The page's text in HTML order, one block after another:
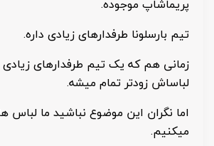
پریماشاپ موجوده.
تیم بارسلونا طرفدارهای زیادی داره.
زمانی هم که یک تیم طرفدارهای
لباساش زودتر تمام میشه.
اما نگران این موضوع نباشید ما لباس
میکنیم.